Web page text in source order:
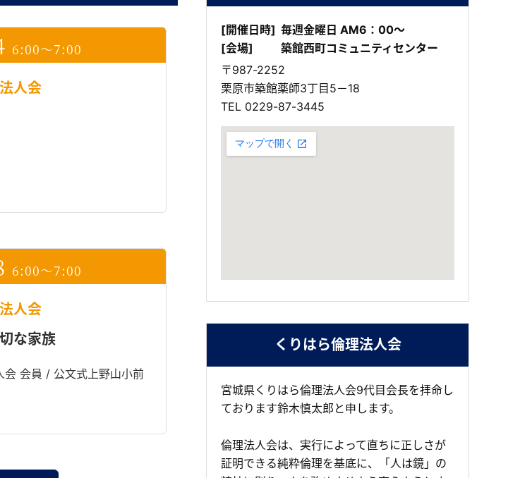
6:00～7:00
人会
6:00～7:00
人会
な家族
会 会員 / 公文式上野山小前
[開催日時] 毎週金曜日 AM6：00～
[会場]
築館西町コミュニティセンター
〒987-2252
栗原市築館薬師3丁目5－18
TEL 0229-87-3445
くりはら倫理法人会
宮城県くりはら倫理法人会9代目会長を拝命し
ております鈴木慎太郎と申します。
倫理法人会は、実行によって直ちに正しさが
証明できる純粋倫理を基底に、「人は鏡」の